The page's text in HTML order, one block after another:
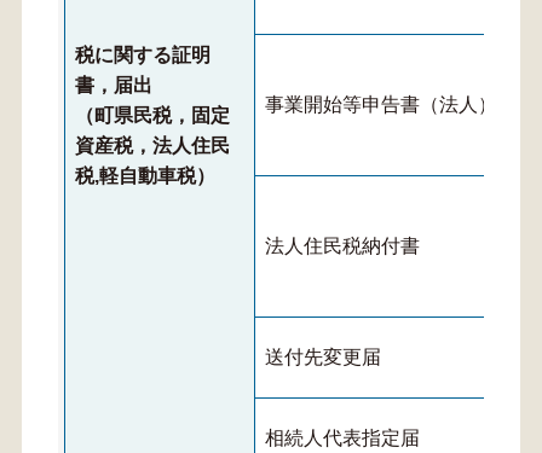
税に関する証明
書，届出
（町県民税，固定
資産税，法人住民
税,軽自動車税）
事業開始等申告書（法人）
法人住民税納付書
送付先変更届
相続人代表指定届